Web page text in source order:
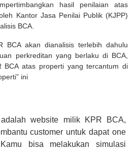
hasil penilaian atas
Kantor Jasa Penilai Publik (KJPP)
BCA.
BCA akan dianalisis terlebih dahulu
perkreditan yang berlaku di BCA,
BCA atas properti yang tercantum di
ini
adalah website milik KPR BCA,
customer untuk dapat one
bisa melakukan simulasi